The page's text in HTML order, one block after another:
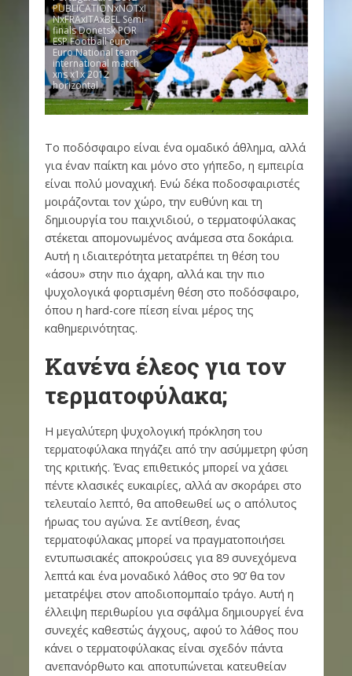
PUBLICATIONxNOTxI
NxFRAxITAxBEL Semi-
finals Donetsk POR
ESP Football euro
Euro National team
international match
xns x1x 2012
horizontal
Το ποδόσφαιρο είναι ένα ομαδικό άθλημα, αλλά
για έναν παίκτη και μόνο στο γήπεδο, η εμπειρία
είναι πολύ μοναχική. Ενώ δέκα ποδοσφαιριστές
μοιράζονται τον χώρο, την ευθύνη και τη
δημιουργία του παιχνιδιού, ο τερματοφύλακας
στέκεται απομονωμένος ανάμεσα στα δοκάρια.
Αυτή η ιδιαιτερότητα μετατρέπει τη θέση του
«άσου» στην πιο άχαρη, αλλά και την πιο
ψυχολογικά φορτισμένη θέση στο ποδόσφαιρο,
όπου η hard-core πίεση είναι μέρος της
καθημερινότητας.
Κανένα έλεος για τον
τερματοφύλακα;
Η μεγαλύτερη ψυχολογική πρόκληση του
τερματοφύλακα πηγάζει από την ασύμμετρη φύση
της κριτικής. Ένας επιθετικός μπορεί να χάσει
πέντε κλασικές ευκαιρίες, αλλά αν σκοράρει στο
τελευταίο λεπτό, θα αποθεωθεί ως ο απόλυτος
ήρωας του αγώνα. Σε αντίθεση, ένας
τερματοφύλακας μπορεί να πραγματοποιήσει
εντυπωσιακές αποκρούσεις για 89 συνεχόμενα
λεπτά και ένα μοναδικό λάθος στο 90’ θα τον
μετατρέψει στον αποδιοπομπαίο τράγο. Αυτή η
έλλειψη περιθωρίου για σφάλμα δημιουργεί ένα
συνεχές καθεστώς άγχους, αφού το λάθος που
κάνει ο τερματοφύλακας είναι σχεδόν πάντα
ανεπανόρθωτο και αποτυπώνεται κατευθείαν